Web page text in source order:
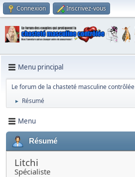
Connexion Inscrivez-vous
Menu principal
Le forum de la chasteté masculine contrôlée
► Résumé
Menu
Résumé
Litchi
Spécialiste